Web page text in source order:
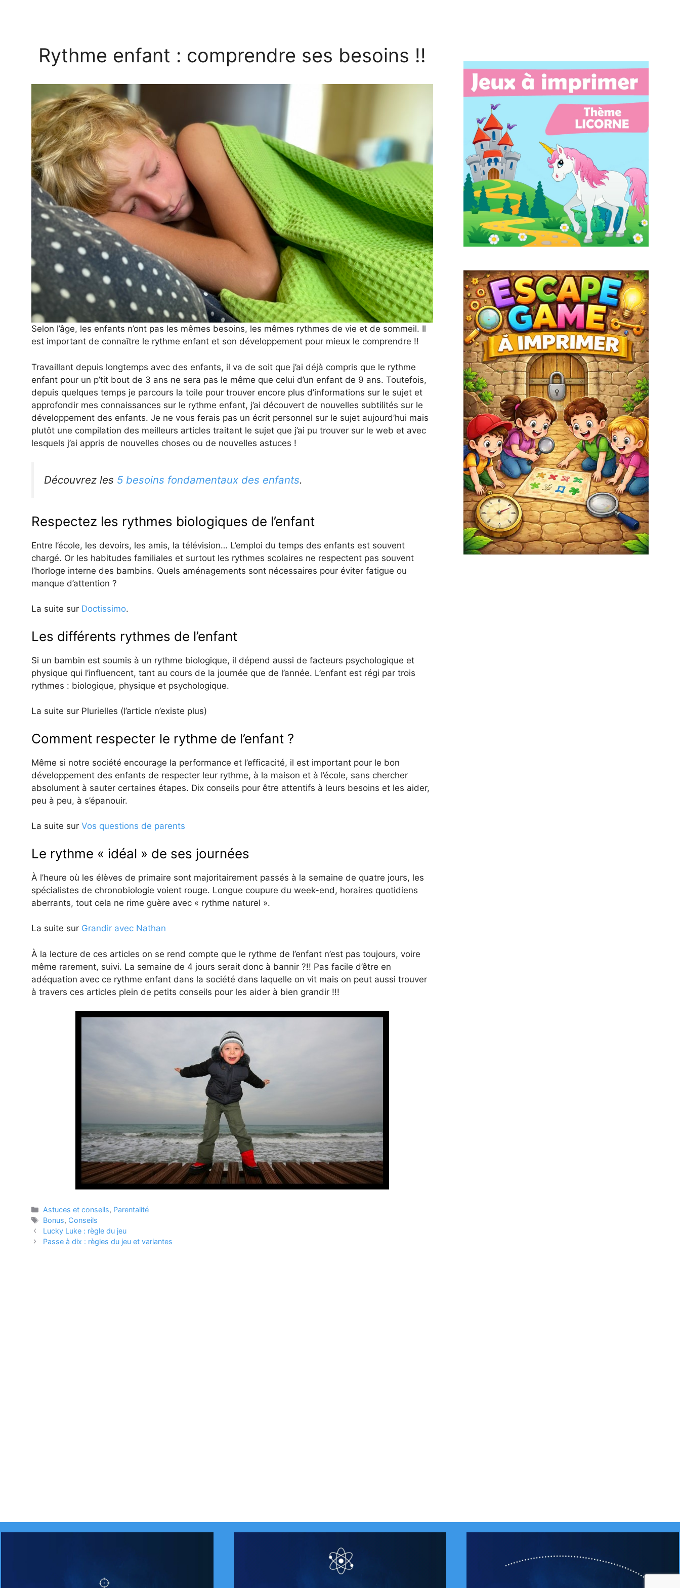
Rythme enfant : comprendre ses besoins !!
Selon l’âge, les enfants n’ont pas les mêmes besoins, les mêmes rythmes de vie et de sommeil. Il
est important de connaître le rythme enfant et son développement pour mieux le comprendre !!
Travaillant depuis longtemps avec des enfants, il va de soit que j’ai déjà compris que le rythme
enfant pour un p’tit bout de 3 ans ne sera pas le même que celui d’un enfant de 9 ans. Toutefois,
depuis quelques temps je parcours la toile pour trouver encore plus d’informations sur le sujet et
approfondir mes connaissances sur le rythme enfant, j’ai découvert de nouvelles subtilités sur le
développement des enfants. Je ne vous ferais pas un écrit personnel sur le sujet aujourd’hui mais
plutôt une compilation des meilleurs articles traitant le sujet que j’ai pu trouver sur le web et avec
lesquels j’ai appris de nouvelles choses ou de nouvelles astuces !
Découvrez les 5 besoins fondamentaux des enfants.
Respectez les rythmes biologiques de l’enfant
Entre l’école, les devoirs, les amis, la télévision… L’emploi du temps des enfants est souvent
chargé. Or les habitudes familiales et surtout les rythmes scolaires ne respectent pas souvent
l’horloge interne des bambins. Quels aménagements sont nécessaires pour éviter fatigue ou
manque d’attention ?
La suite sur Doctissimo.
Les différents rythmes de l’enfant
Si un bambin est soumis à un rythme biologique, il dépend aussi de facteurs psychologique et
physique qui l’influencent, tant au cours de la journée que de l’année. L’enfant est régi par trois
rythmes : biologique, physique et psychologique.
La suite sur Plurielles (l’article n’existe plus)
Comment respecter le rythme de l’enfant ?
Même si notre société encourage la performance et l’efficacité, il est important pour le bon
développement des enfants de respecter leur rythme, à la maison et à l’école, sans chercher
absolument à sauter certaines étapes. Dix conseils pour être attentifs à leurs besoins et les aider,
peu à peu, à s’épanouir.
La suite sur Vos questions de parents
Le rythme « idéal » de ses journées
À l’heure où les élèves de primaire sont majoritairement passés à la semaine de quatre jours, les
spécialistes de chronobiologie voient rouge. Longue coupure du week-end, horaires quotidiens
aberrants, tout cela ne rime guère avec « rythme naturel ».
La suite sur Grandir avec Nathan
À la lecture de ces articles on se rend compte que le rythme de l’enfant n’est pas toujours, voire
même rarement, suivi. La semaine de 4 jours serait donc à bannir ?!! Pas facile d’être en
adéquation avec ce rythme enfant dans la société dans laquelle on vit mais on peut aussi trouver
à travers ces articles plein de petits conseils pour les aider à bien grandir !!!
Catégories
Astuces et conseils, Parentalité
Étiquettes
Bonus, Conseils
Lucky Luke : règle du jeu
Passe à dix : règles du jeu et variantes